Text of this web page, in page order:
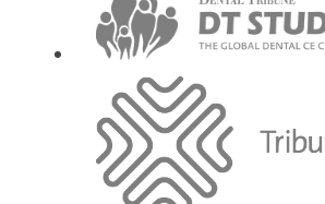
21st Century Preventive Care :
Are you practicing in this
century ?